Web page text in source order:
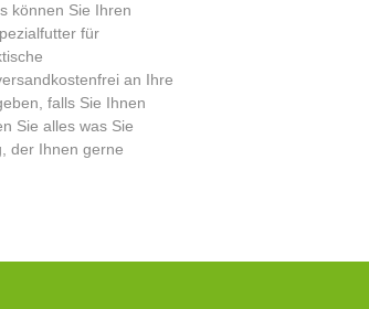
können Sie Ihren
für
an Ihre
falls Sie Ihnen
Sie alles was Sie
der Ihnen gerne